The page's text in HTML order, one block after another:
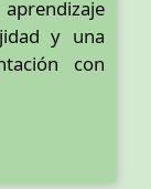
y una
con